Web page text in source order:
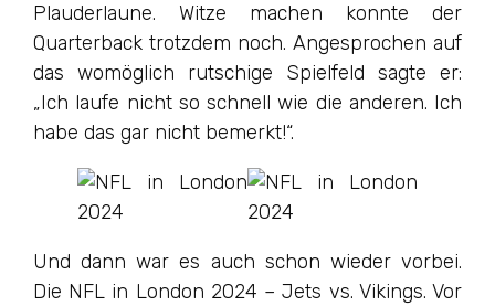
Plauderlaune. Witze machen konnte der
Quarterback trotzdem noch. Angesprochen auf
das womöglich rutschige Spielfeld sagte er:
„Ich laufe nicht so schnell wie die anderen. Ich
habe das gar nicht bemerkt!“.
Und dann war es auch schon wieder vorbei.
Die NFL in London 2024 – Jets vs. Vikings. Vor